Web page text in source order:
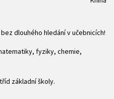
dlouhého hledání v učebnicích!
fyziky, chemie,
základní školy.